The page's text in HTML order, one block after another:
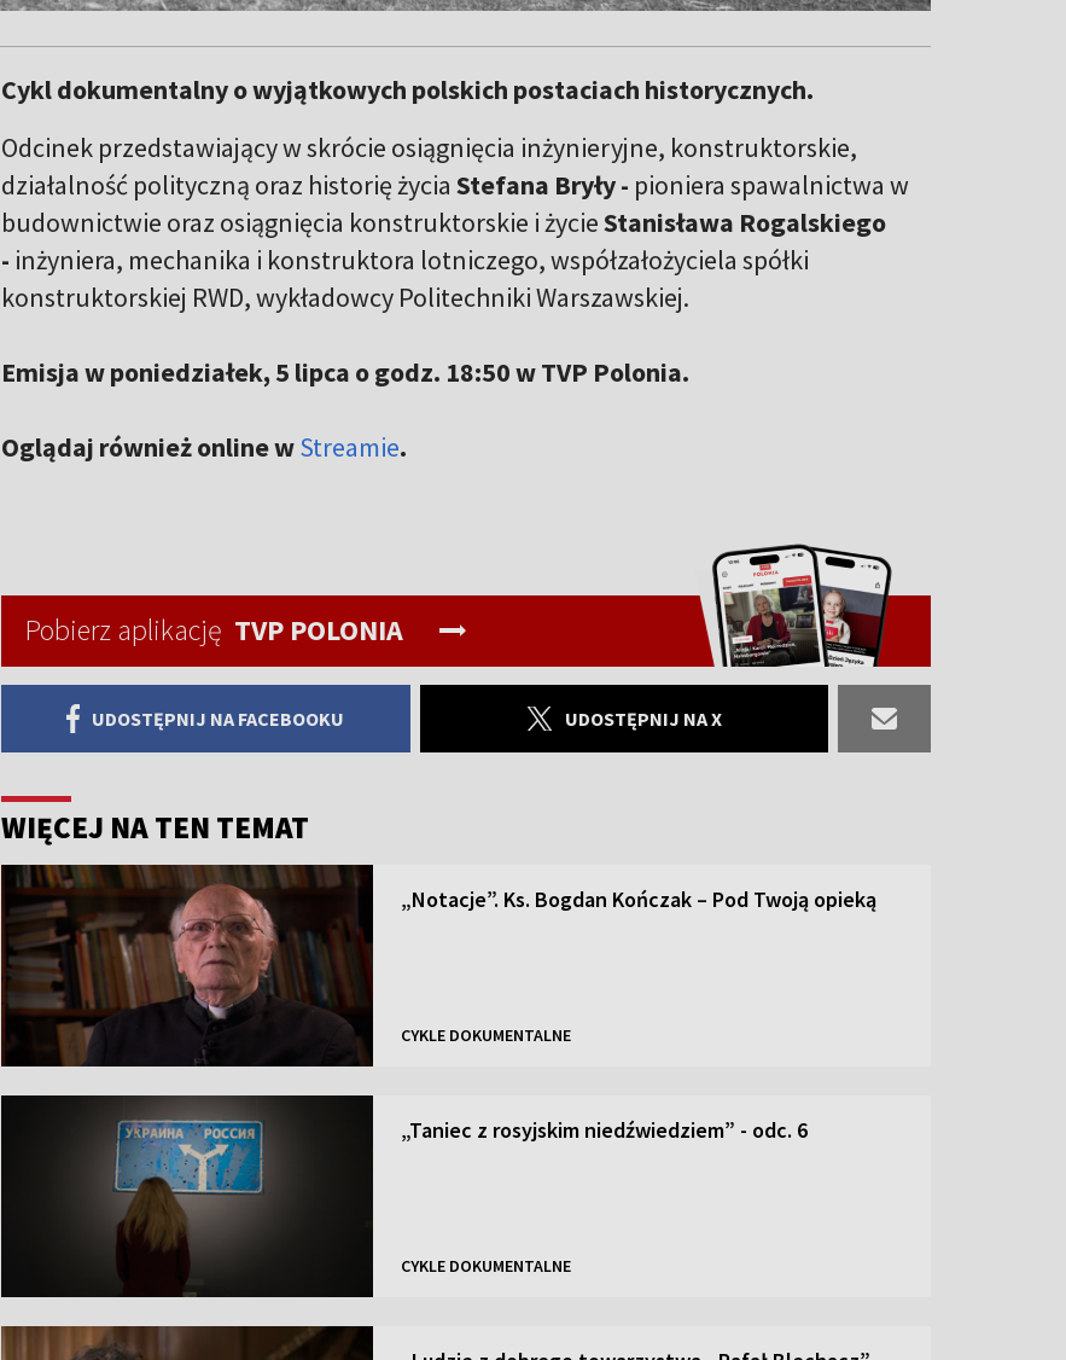
Cykl dokumentalny o wyjątkowych polskich postaciach historycznych.
Odcinek przedstawiający w skrócie osiągnięcia inżynieryjne, konstruktorskie,
działalność polityczną oraz historię życia Stefana Bryły - pioniera spawalnictwa w
budownictwie oraz osiągnięcia konstruktorskie i życieStanisława Rogalskiego
- inżyniera, mechanika i konstruktora lotniczego, współzałożyciela spółki
konstruktorskiej RWD, wykładowcy Politechniki Warszawskiej.
Emisja w poniedziałek, 5 lipca o godz. 18:50 w TVP Polonia.
Oglądaj również online wStreamie.
Pobierz aplikację TVP POLONIA
UDOSTĘPNIJ NA FACEBOOKU UDOSTĘPNIJ NA X
WIĘCEJ NA TEN TEMAT
„Notacje”. Ks. Bogdan Kończak – Pod Twoją opieką
CYKLE DOKUMENTALNE
„Taniec z rosyjskim niedźwiedziem” - odc. 6
CYKLE DOKUMENTALNE